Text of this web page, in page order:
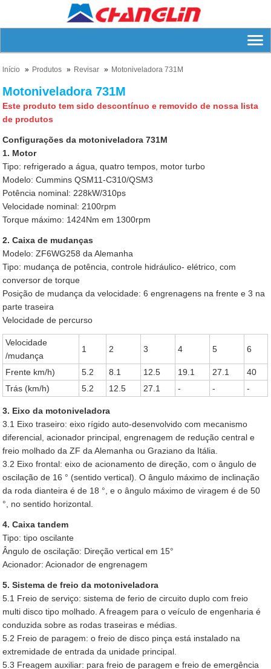
lnício Produtos Revisar Motoniveladora 731M
Motoniveladora 731M
Este produto tem sido descontínuo e removido de nossa lista
de produtos
Configurações da motoniveladora 731M
1. Motor
Tipo: refrigerado a água, quatro tempos, motor turbo
Modelo: Cummins QSM11-C310/QSM3
Potência nominal: 228kW/310ps
Velocidade nominal: 2100rpm
Torque máximo: 1424Nm em 1300rpm
2. Caixa de mudanças
Modelo: ZF6WG258 da Alemanha
Tipo: mudança de potência, controle hidráulico- elétrico, com
conversor de torque
Posição de mudança da velocidade: 6 engrenagens na frente e 3 na
parte traseira
Velocidade de percurso
Velocidade
/mudança
1 2 3 4 5 6
Frente km/h) 5.2 8.1 12.5 19.1 27.1
40
Trás (km/h)
5.2 12.5 27.1 - - -
3. Eixo da motoniveladora
3.1 Eixo traseiro: eixo rígido auto-desenvolvido com mecanismo
diferencial, acionador principal, engrenagem de redução central e
freio molhado da ZF da Alemanha ou Graziano da Itália.
3.2 Eixo frontal: eixo de acionamento de direção, com o ângulo de
oscilação de 16 ° (sentido vertical). O ângulo máximo de inclinação
da roda dianteira é de 18 °, e o ângulo máximo de viragem é de 50
°, no sentido horizontal.
4. Caixa tandem
Tipo: tipo oscilante
Ângulo de oscilação: Direção vertical em 15°
Acionador: Acionador de engrenagem
5. Sistema de freio da motoniveladora
5.1 Freio de serviço: sistema de ferio de circuito duplo com freio
multi disco tipo molhado. A freagem para o veículo de engenharia é
conduzida sobre as rodas traseiras e médias.
5.2 Freio de paragem: o freio de disco pinça está instalado na
extremidade de entrada da unidade principal.
5.3 Freagem auxiliar: para freio de paragem e freio de emergência